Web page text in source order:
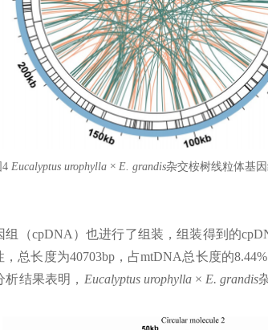
4 Eucalyptus urophylla × E. grandis杂交桉树线粒体基
（cpDNA）也进行了组装，组装得到的
总长度为40703bp，占mtDNA总长度的
结果表明， Eucalyptus urophylla × E. grandis